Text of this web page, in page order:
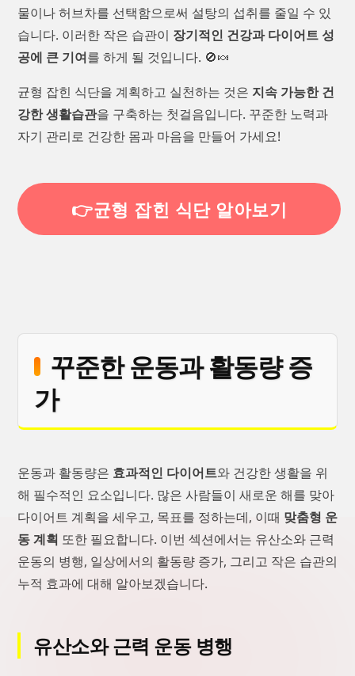
물이나 허브차를 선택함으로써 설탕의 섭취를 줄일 수 있
습니다. 이러한 작은 습관이 장기적인 건강과 다이어트 성
공에 큰 기여를 하게 될 것입니다. 🚫🍬
균형 잡힌 식단을 계획하고 실천하는 것은 지속 가능한 건
강한 생활습관을 구축하는 첫걸음입니다. 꾸준한 노력과
자기 관리로 건강한 몸과 마음을 만들어 가세요!
👉균형 잡힌 식단 알아보기
꾸준한 운동과 활동량 증
가
운동과 활동량은 효과적인 다이어트와 건강한 생활을 위
해 필수적인 요소입니다. 많은 사람들이 새로운 해를 맞아
다이어트 계획을 세우고, 목표를 정하는데, 이때 맞춤형 운
동 계획 또한 필요합니다. 이번 섹션에서는 유산소와 근력
운동의 병행, 일상에서의 활동량 증가, 그리고 작은 습관의
누적 효과에 대해 알아보겠습니다.
유산소와 근력 운동 병행